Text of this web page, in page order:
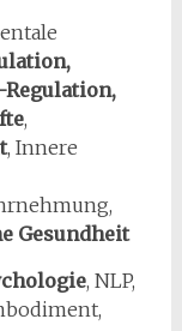
Regulation,
,
, Innere
Gesundheit
, NLP,